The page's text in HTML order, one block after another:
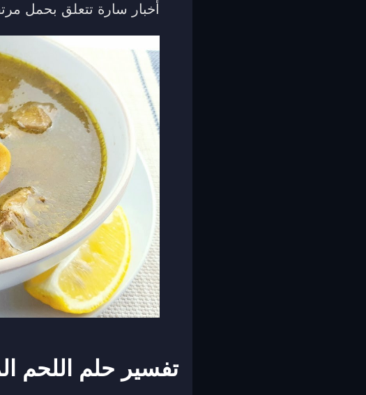
أخبار سارة تتعلق بحمل
تفسير حلم اللحم